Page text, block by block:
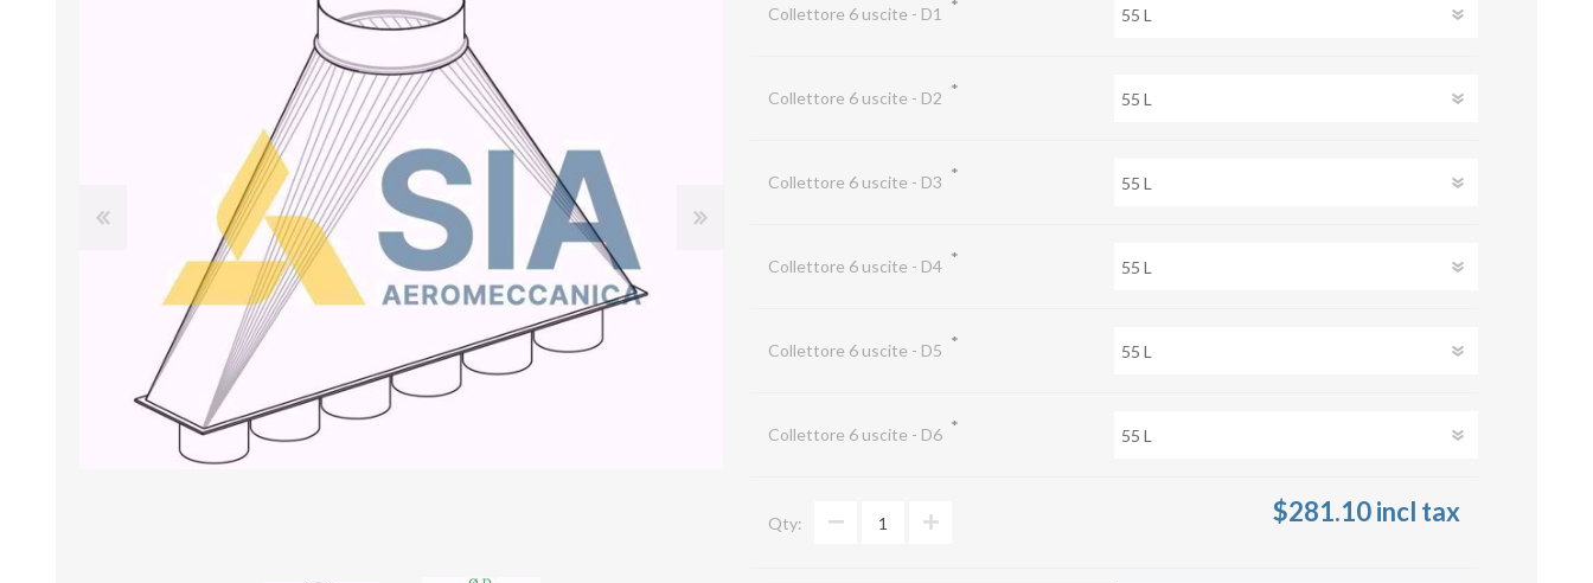
BANCHI ASPIRANTI
su deviazioni
Serrande di chiusura a comando automatico
Elettropneumatiche
Spia Prelievi
Terminal end piece
Flexible pipe
Collettore 6 uscite - D1 *
Collettore 6 uscite - D2 *
Collettore 6 uscite - D3 *
Collettore 6 uscite - D4 *
Collettore 6 uscite - D5 *
Collettore 6 uscite - D6 *
$281.10 incl tax
Qty: